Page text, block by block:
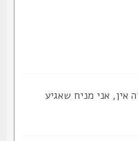
אני מניח שאגיע